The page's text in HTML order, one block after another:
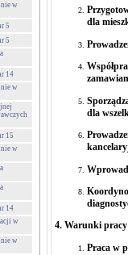
w
5
5
14
w
15
w
14
w
w
dla
dla
4. Warunki
Praca w